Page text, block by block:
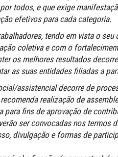
todos, e que exige
efetivos para cada categoria.
tendo em vista o
coletiva e com o
os melhores resultados
as suas entidades filiadas a
assistencial decorre de
realização de
para fins de aprovação de
ser convocadas nos termos
divulgação e formas de